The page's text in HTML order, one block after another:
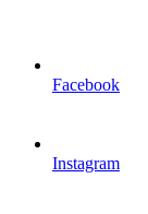
Facebook
Instagram